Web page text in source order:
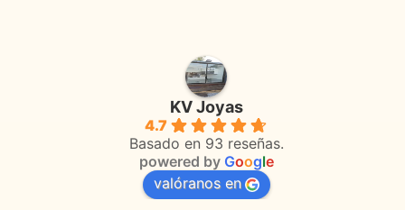
KV Joyas
4.7
Basado en 93 reseñas.
powered by Google
valóranos en